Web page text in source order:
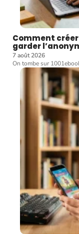
Comment créer
garder
7 août 2026
On tombe sur